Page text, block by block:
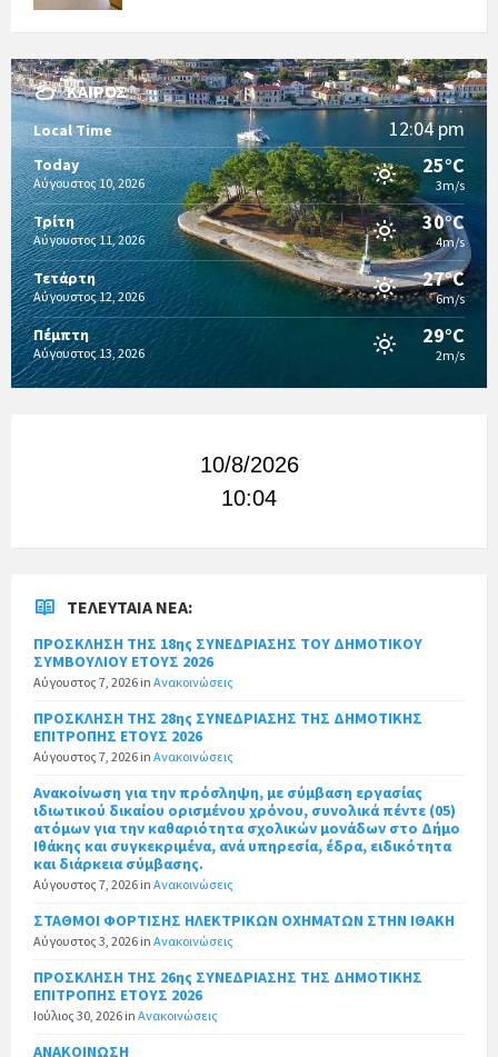
ΚΑΙΡΌΣ
Local Time 12:04 pm
Today
Αύγουστος 10, 2026
25°C
3m/s
Τρίτη
Αύγουστος 11, 2026
30°C
4m/s
Τετάρτη
Αύγουστος 12, 2026
27°C
6m/s
Πέμπτη
Αύγουστος 13, 2026
29°C
2m/s
10/8/2026
10:04
ΤΕΛΕΥΤΑΊΑ ΝΈΑ:
ΠΡΟΣΚΛΗΣΗ ΤΗΣ 18ης ΣΥΝΕΔΡΙΑΣΗΣ ΤΟΥ ΔΗΜΟΤΙΚΟΥ
ΣΥΜΒΟΥΛΙΟΥ ΕΤΟΥΣ 2026
Αύγουστος 7, 2026 in Ανακοινώσεις
ΠΡΟΣΚΛΗΣΗ ΤΗΣ 28ης ΣΥΝΕΔΡΙΑΣΗΣ ΤΗΣ ΔΗΜΟΤΙΚΗΣ
ΕΠΙΤΡΟΠΗΣ ΕΤΟΥΣ 2026
Αύγουστος 7, 2026 in Ανακοινώσεις
Ανακοίνωση για την πρόσληψη, με σύμβαση εργασίας
ιδιωτικού δικαίου ορισμένου χρόνου, συνολικά πέντε (05)
ατόμων για την καθαριότητα σχολικών μονάδων στο Δήμο
Ιθάκης και συγκεκριμένα, ανά υπηρεσία, έδρα, ειδικότητα
και διάρκεια σύμβασης.
Αύγουστος 7, 2026 in Ανακοινώσεις
ΣΤΑΘΜΟΙ ΦΟΡΤΙΣΗΣ ΗΛΕΚΤΡΙΚΩΝ ΟΧΗΜΑΤΩΝ ΣΤΗΝ ΙΘΑΚΗ
Αύγουστος 3, 2026 in Ανακοινώσεις
ΠΡΟΣΚΛΗΣΗ ΤΗΣ 26ης ΣΥΝΕΔΡΙΑΣΗΣ ΤΗΣ ΔΗΜΟΤΙΚΗΣ
ΕΠΙΤΡΟΠΗΣ ΕΤΟΥΣ 2026
Ιούλιος 30, 2026 in Ανακοινώσεις
ΑΝΑΚΟΙΝΩΣΗ